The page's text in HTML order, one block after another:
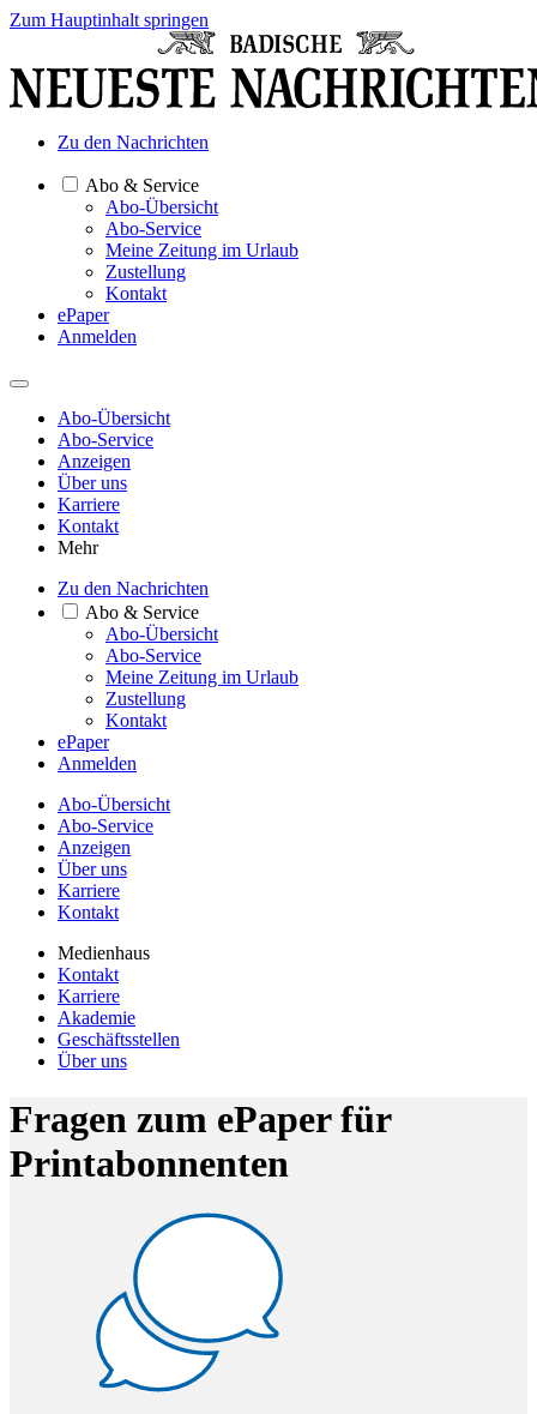
Zum Hauptinhalt springen
Zu den Nachrichten
Abo & Service
Abo-Übersicht
Abo-Service
Meine Zeitung im Urlaub
Zustellung
Kontakt
ePaper
Anmelden
Abo-Übersicht
Abo-Service
Anzeigen
Über uns
Karriere
Kontakt
Mehr
Zu den Nachrichten
Abo & Service
Abo-Übersicht
Abo-Service
Meine Zeitung im Urlaub
Zustellung
Kontakt
ePaper
Anmelden
Abo-Übersicht
Abo-Service
Anzeigen
Über uns
Karriere
Kontakt
Medienhaus
Kontakt
Karriere
Akademie
Geschäftsstellen
Über uns
Fragen zum ePaper für
Printabonnenten